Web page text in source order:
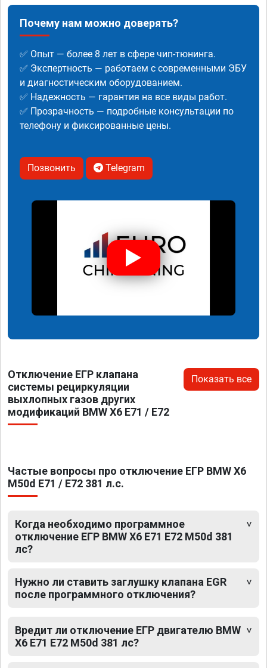
Почему нам можно доверять?
✅ Опыт — более 8 лет в сфере чип-тюнинга.
✅ Экспертность — работаем с современными ЭБУ
и диагностическим оборудованием.
✅ Надежность — гарантия на все виды работ.
✅ Прозрачность — подробные консультации по
телефону и фиксированные цены.
Позвонить Telegram
Отключение ЕГР клапана
системы рециркуляции
выхлопных газов других
модификаций BMW X6 E71 / E72
Показать все
Частые вопросы про отключение ЕГР BMW X6
M50d E71 / E72 381 л.с.
Когда необходимо программное
отключение ЕГР BMW X6 E71 E72 M50d 381
лс?
Нужно ли ставить заглушку клапана EGR
после программного отключения?
Вредит ли отключение ЕГР двигателю BMW
X6 E71 E72 M50d 381 лс?